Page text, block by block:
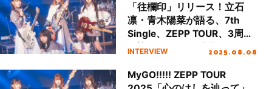
「往欄印」リリース！立石
凛・青木陽菜が語る、7th
Single、ZEPP TOUR、3周年
を迎えたバンド活動へのさら
INTERVIEW 2025.08.08
MyGO!!!!! ZEPP TOUR